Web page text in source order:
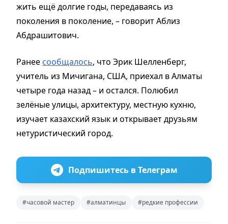
жить ещё долгие годы, передаваясь из
поколения в поколение, – говорит Аблиз
Абдрашитович.
Ранее сообщалось, что Эрик Шелленберг,
учитель из Мичигана, США, приехал в Алматы
четыре года назад – и остался. Полюбил
зелёные улицы, архитектуру, местную кухню,
изучает казахский язык и открывает друзьям
нетуристический город.
Подпишитесь в Телеграм
#часовой мастер #алматинцы #редкие профессии